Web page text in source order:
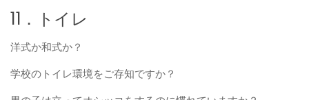
11．トイレ
洋式か和式か？
学校のトイレ環境をご存知ですか？